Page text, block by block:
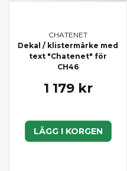
CHATENET
Dekal / klistermärke med
text "Chatenet" för
CH46
1 179 kr
LÄGG I KORGEN